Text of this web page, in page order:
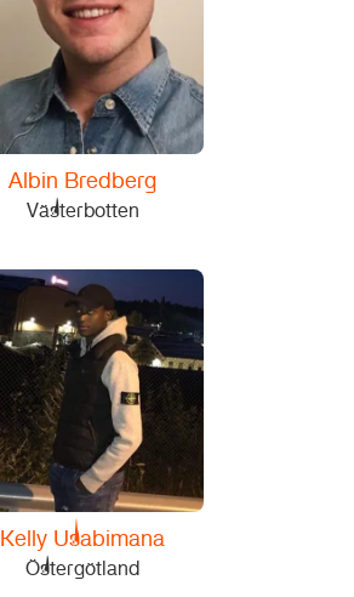
Albin Bredberg
Västerbotten
Kelly Usabimana
Östergötland